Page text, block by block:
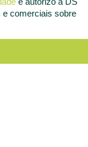
e comerciais sobre